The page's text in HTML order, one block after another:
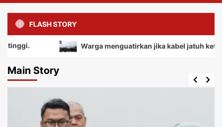
FLASH STORY
Warga menguatirkan jika kabel jatuh ketanah,
Main Story